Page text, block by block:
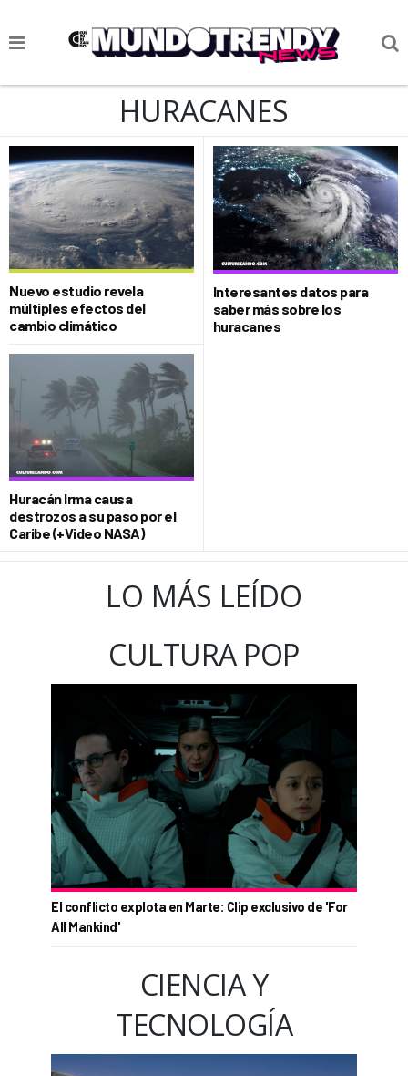
NOTICIAS
CIENCIA Y TECNOLOGÍA
VIDA
SOCIEDAD
CULTURIZANDO.COM
HURACANES
Nuevo estudio revela
múltiples efectos del
cambio climático
Interesantes datos para
saber más sobre los
huracanes
Huracán Irma causa
destrozos a su paso por el
Caribe (+Video NASA)
LO MÁS LEÍDO
CULTURA POP
El conflicto explota en Marte: Clip exclusivo de 'For
All Mankind'
CIENCIA Y
TECNOLOGÍA